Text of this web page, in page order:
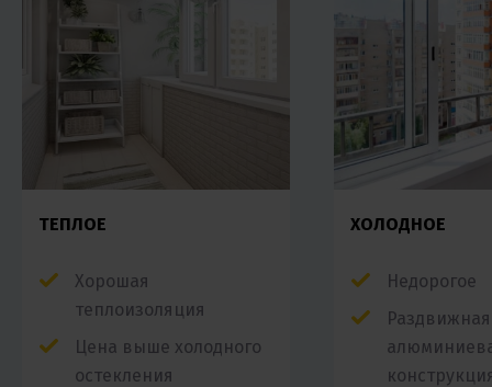
ТЕПЛОЕ
Хорошая
теплоизоляция
Цена выше холодного
остекления
ХОЛОДНОЕ
Недорогое
Раздвижная